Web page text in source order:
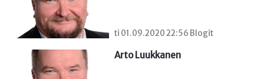
ti 01.09.2020 22:56 Blogit
Arto Luukkanen